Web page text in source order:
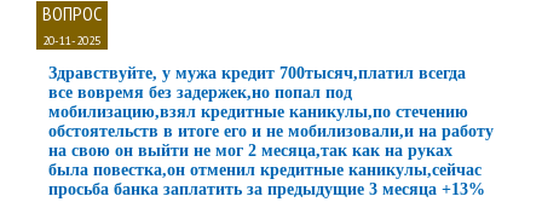
ВОПРОС
20-11-2025
Здравствуйте, у мужа кредит 700тысяч,платил всегда
все вовремя без задержек,но попал под
мобилизацию,взял кредитные каникулы,по стечению
обстоятельств в итоге его и не мобилизовали,и на работу
на свою он выйти не мог 2 месяца,так как на руках
была повестка,он отменил кредитные каникулы,сейчас
просьба банка заплатить за предыдущие 3 месяца +13%